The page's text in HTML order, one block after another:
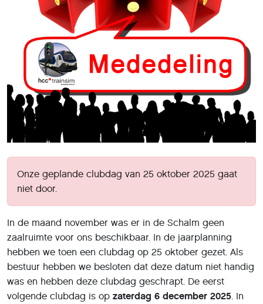
Onze geplande clubdag van 25 oktober 2025 gaat
niet door.
In de maand november was er in de Schalm geen
zaalruimte voor ons beschikbaar. In de jaarplanning
hebben we toen een clubdag op 25 oktober gezet. Als
bestuur hebben we besloten dat deze datum niet handig
was en hebben deze clubdag geschrapt. De eerst
volgende clubdag is op zaterdag 6 december 2025. In